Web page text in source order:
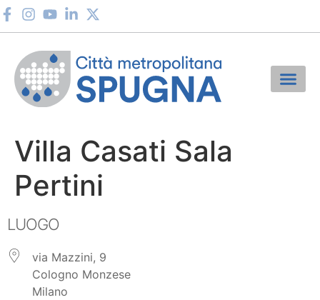
Villa Casati Sala
Pertini
LUOGO
via Mazzini, 9
Cologno Monzese
Milano